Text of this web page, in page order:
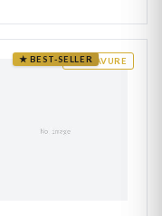
GRAVURE
★ BEST-SELLER